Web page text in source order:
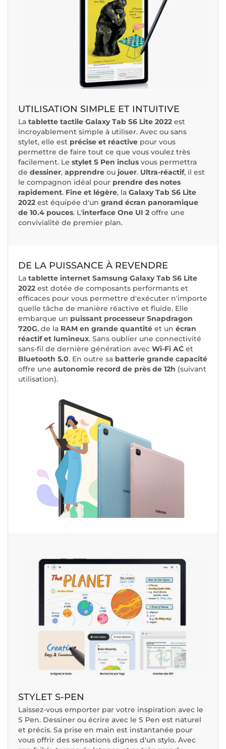
UTILISATION SIMPLE ET INTUITIVE
La tablette tactile Galaxy Tab S6 Lite 2022 est
incroyablement simple à utiliser. Avec ou sans
stylet, elle est précise et réactive pour vous
permettre de faire tout ce que vous voulez très
facilement. Le stylet S Pen inclus vous permettra
de dessiner, apprendre ou jouer. Ultra-réactif, il est
le compagnon idéal pour prendre des notes
rapidement. Fine et légère, la Galaxy Tab S6 Lite
2022 est équipée d'un grand écran panoramique
de 10.4 pouces. L'interface One UI 2 offre une
convivialité de premier plan.
DE LA PUISSANCE À REVENDRE
La tablette internet Samsung Galaxy Tab S6 Lite
2022 est dotée de composants performants et
efficaces pour vous permettre d'exécuter n'importe
quelle tâche de manière réactive et fluide. Elle
embarque un puissant processeur Snapdragon
720G, de la RAM en grande quantité et un écran
réactif et lumineux. Sans oublier une connectivité
sans-fil de dernière génération avec Wi-Fi AC et
Bluetooth 5.0. En outre sa batterie grande capacité
offre une autonomie record de près de 12h (suivant
utilisation).
STYLET S-PEN
Laissez-vous emporter par votre inspiration avec le
S Pen. Dessiner ou écrire avec le S Pen est naturel
et précis. Sa prise en main est instantanée pour
vous offrir des sensations dignes d'un stylo. Avec